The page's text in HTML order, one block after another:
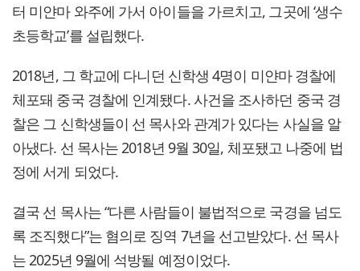
터 미얀마 와주에 가서 아이들을 가르치고, 그곳에 ‘생수
초등학교’를 설립했다.
2018년, 그 학교에 다니던 신학생 4명이 미얀마 경찰에
체포돼 중국 경찰에 인계됐다. 사건을 조사하던 중국 경
찰은 그 신학생들이 선 목사와 관계가 있다는 사실을 알
아냈다. 선 목사는 2018년 9월 30일, 체포됐고 나중에 법
정에 서게 되었다.
결국 선 목사는 “다른 사람들이 불법적으로 국경을 넘도
록 조직했다”는 혐의로 징역 7년을 선고받았다. 선 목사
는 2025년 9월에 석방될 예정이었다.